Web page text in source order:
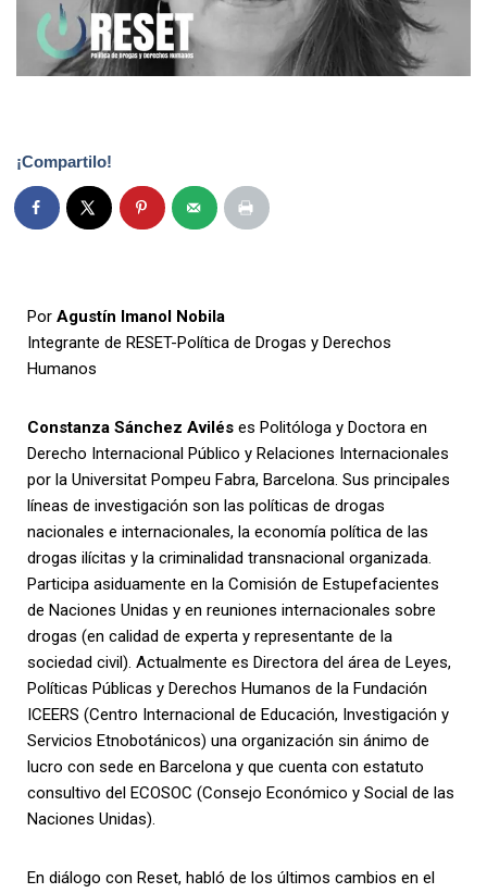
¡Compartilo!
Por Agustín Imanol Nobila
Integrante de RESET-Política de Drogas y Derechos
Humanos
Constanza Sánchez Avilés es Politóloga y Doctora en
Derecho Internacional Público y Relaciones Internacionales
por la Universitat Pompeu Fabra, Barcelona. Sus principales
líneas de investigación son las políticas de drogas
nacionales e internacionales, la economía política de las
drogas ilícitas y la criminalidad transnacional organizada.
Participa asiduamente en la Comisión de Estupefacientes
de Naciones Unidas y en reuniones internacionales sobre
drogas (en calidad de experta y representante de la
sociedad civil). Actualmente es Directora del área de Leyes,
Políticas Públicas y Derechos Humanos de la Fundación
ICEERS (Centro Internacional de Educación, Investigación y
Servicios Etnobotánicos) una organización sin ánimo de
lucro con sede en Barcelona y que cuenta con estatuto
consultivo del ECOSOC (Consejo Económico y Social de las
Naciones Unidas).
En diálogo con Reset, habló de los últimos cambios en el